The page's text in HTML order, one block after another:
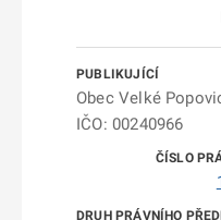
Obec Velké
IČO: 00240966